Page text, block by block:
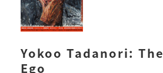
Yokoo Tadanori:
Ego